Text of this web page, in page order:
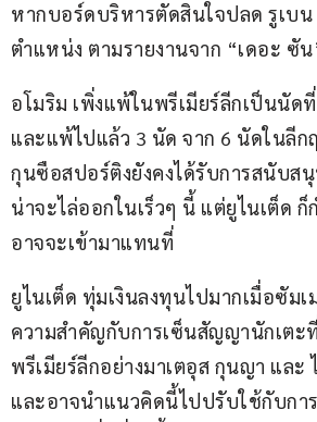
หากบอร์ดบริหารตัดสินใจปลด รูเบน
ตำแหน่ง ตามรายงานจาก “เดอะ ซัน
อโมริม เพิ่งแพ้ในพรีเมียร์ลีกเป็นนัด
และแพ้ไปแล้ว 3 นัด จาก 6 นัดในลีก
กุนซือสปอร์ติงยังคงได้รับการสนับส
น่าจะไล่ออกในเร็วๆ นี้ แต่ยูไนเต็ด
อาจจะเข้ามาแทนที่
ยูไนเต็ด ทุ่มเงินลงทุนไปมากเมื่อซัม
ความสำคัญกับการเซ็นสัญญานักเตะ
พรีเมียร์ลีกอย่างมาเตอุส กุนญา และ
และอาจนำแนวคิดนี้ไปปรับใช้กับกา